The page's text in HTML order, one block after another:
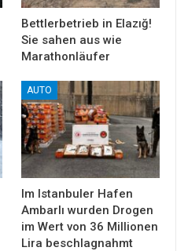
Bettlerbetrieb in Elazığ!
Sie sahen aus wie
Marathonläufer
AUTO
Im Istanbuler Hafen
Ambarlı wurden Drogen
im Wert von 36 Millionen
Lira beschlagnahmt